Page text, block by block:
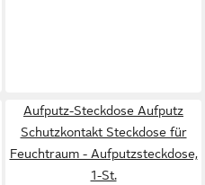
Aufputz-Steckdose Aufputz
Schutzkontakt Steckdose für
Feuchtraum - Aufputzsteckdose,
1-St.